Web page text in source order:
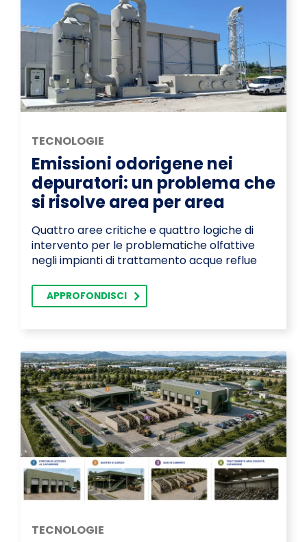
TECNOLOGIE
Emissioni odorigene nei
depuratori: un problema che
si risolve area per area
Quattro aree critiche e quattro logiche di
intervento per le problematiche olfattive
negli impianti di trattamento acque reflue
APPROFONDISCI
TECNOLOGIE